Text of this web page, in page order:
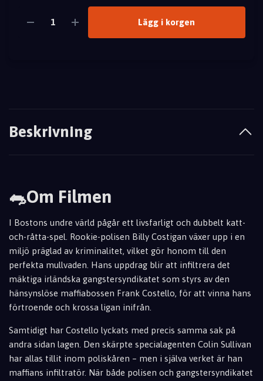
Lägg i korgen
Beskrivning
🐀Om Filmen
I Bostons undre värld pågår ett livsfarligt och dubbelt katt-
och-råtta-spel. Rookie-polisen Billy Costigan växer upp i en
miljö präglad av kriminalitet, vilket gör honom till den
perfekta mullvaden. Hans uppdrag blir att infiltrera det
mäktiga irländska gangstersyndikatet som styrs av den
hänsynslöse maffiabossen Frank Costello, för att vinna hans
förtroende och krossa ligan inifrån.
Samtidigt har Costello lyckats med precis samma sak på
andra sidan lagen. Den skärpte specialagenten Colin Sullivan
har allas tillit inom poliskåren – men i själva verket är han
maffians infiltratör. När både polisen och gangstersyndikatet